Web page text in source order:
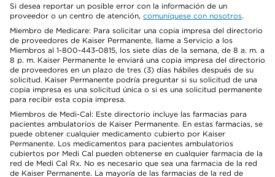
Si desea reportar un posible error con la información de un
proveedor o un centro de atención, comuníquese con nosotros.
Miembro de Medicare: Para solicitar una copia impresa del directorio
de proveedores de Kaiser Permanente, llame a Servicio a los
Miembros al 1-800-443-0815, los siete días de la semana, de 8 a. m. a
8 p. m. Kaiser Permanente le enviará una copia impresa del directorio
de proveedores en un plazo de tres (3) días hábiles después de su
solicitud. Kaiser Permanente podría preguntar si su solicitud de una
copia impresa es una solicitud única o si es una solicitud permanente
para recibir esta copia impresa.
Miembros de Medi-Cal: Este directorio incluye las farmacias para
pacientes ambulatorios de Kaiser Permanente. En estas farmacias, se
puede obtener cualquier medicamento cubierto por Kaiser
Permanente. Los medicamentos para pacientes ambulatorios
cubiertos por Medi Cal pueden obtenerse en cualquier farmacia de la
red de Medi Cal Rx. No es necesario que sea una farmacia de la red
de Kaiser Permanente. La mayoría de las farmacias de la red de